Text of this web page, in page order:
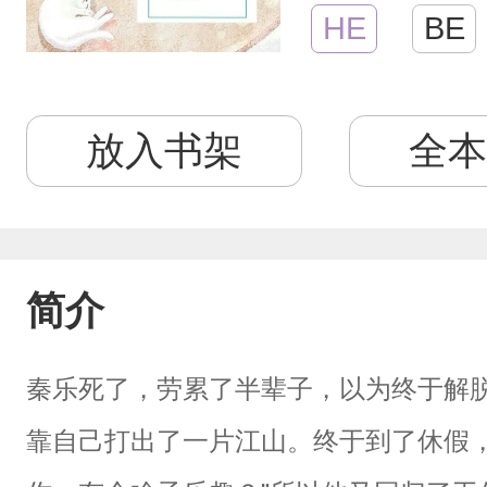
HE BE
放入书架 全
简介
秦乐死了，劳累了半辈子，以为终于解
靠自己打出了一片江山。终于到了休假